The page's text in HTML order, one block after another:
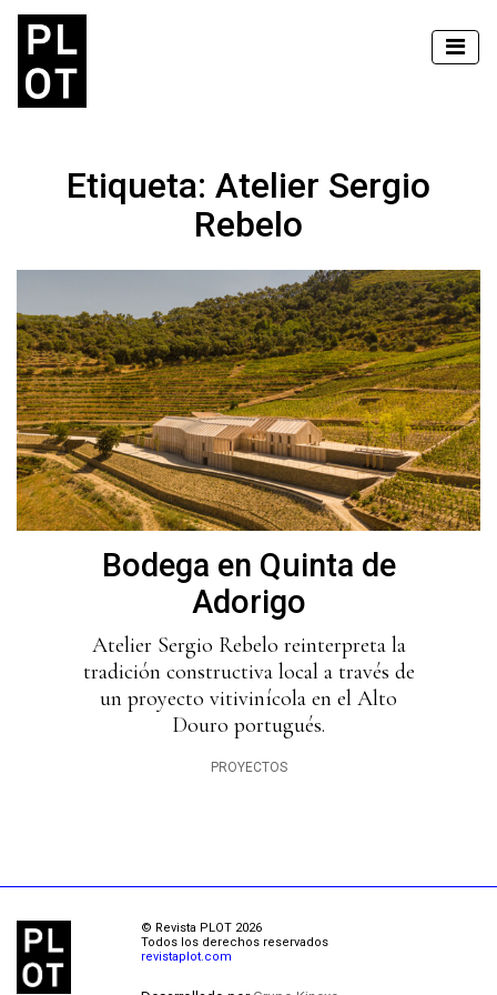
Etiqueta: Atelier Sergio
Rebelo
Bodega en Quinta de
Adorigo
Atelier Sergio Rebelo reinterpreta la
tradición constructiva local a través de
un proyecto vitivinícola en el Alto
Douro portugués.
PROYECTOS
© Revista PLOT 2026
Todos los derechos reservados
revistaplot.com